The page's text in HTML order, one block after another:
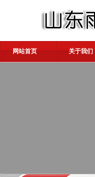
网站首页 关于我们